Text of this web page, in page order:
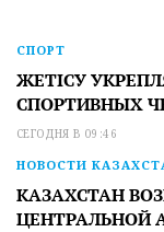
СПОРТ
ЖЕТІСУ
СПОРТИВНЫХ
СЕГОДНЯ В 09:46
НОВОСТИ
КАЗАХСТАН
ЦЕНТРАЛЬНОЙ